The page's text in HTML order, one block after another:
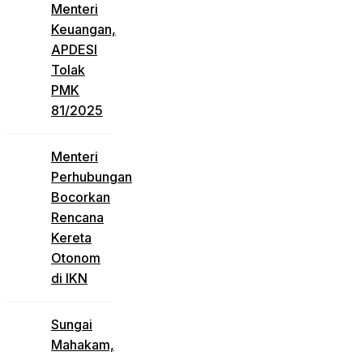
Menteri
Keuangan,
APDESI
Tolak
PMK
81/2025
Menteri
Perhubungan
Bocorkan
Rencana
Kereta
Otonom
di IKN
Sungai
Mahakam,